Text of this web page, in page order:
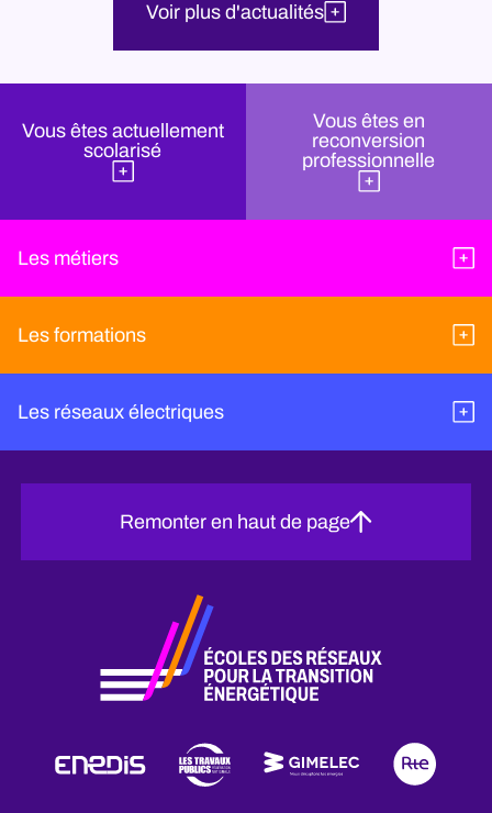
Voir plus d'actualités
Vous êtes actuellement
scolarisé
Vous êtes en
reconversion
professionnelle
Les métiers
Les formations
Les réseaux électriques
Remonter en haut de page